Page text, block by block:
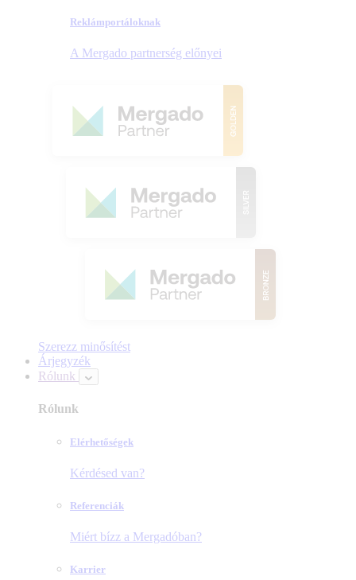
Reklámportáloknak
A Mergado partnerség előnyei
Szerezz minősítést
Árjegyzék
Rólunk
Rólunk
Elérhetőségek
Kérdésed van?
Referenciák
Miért bízz a Mergadóban?
Karrier